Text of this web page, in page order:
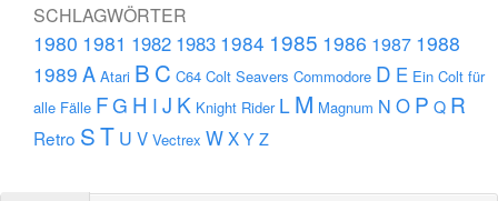
SCHLAGWÖRTER
1980 1981 1982 1983 1984 1985 1986 1987 1988
1989 A Atari B C C64 Colt Seavers Commodore D E Ein Colt für
alle Fälle FG H I J K Knight Rider L M Magnum N O P Q R
Retro ST U V Vectrex WXYZ